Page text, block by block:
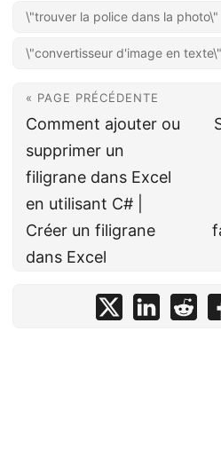
\"trouver la police dans la photo\"
\"convertisseur d'image en texte\"
« PAGE PRÉCÉDENTE
Comment ajouter ou
supprimer un
filigrane dans Excel
en utilisant C# |
Créer un filigrane
dans Excel